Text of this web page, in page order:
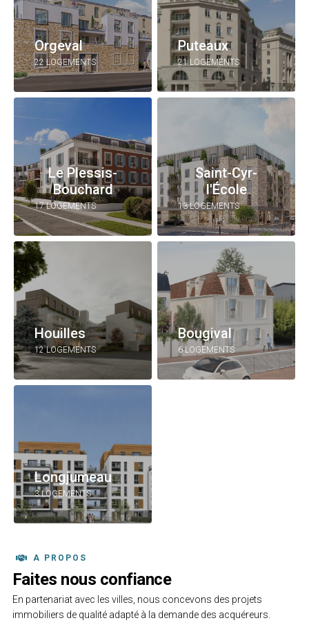
Orgeval
22 LOGEMENTS
Puteaux
21 LOGEMENTS
Le Plessis-
Bouchard
17 LOGEMENTS
Saint-Cyr-
l'École
13 LOGEMENTS
Houilles
12 LOGEMENTS
Bougival
6 LOGEMENTS
Longjumeau
3 LOGEMENTS
A PROPOS
Faites nous confiance
En partenariat avec les villes, nous concevons des projets
immobiliers de qualité adapté à la demande des acquéreurs.